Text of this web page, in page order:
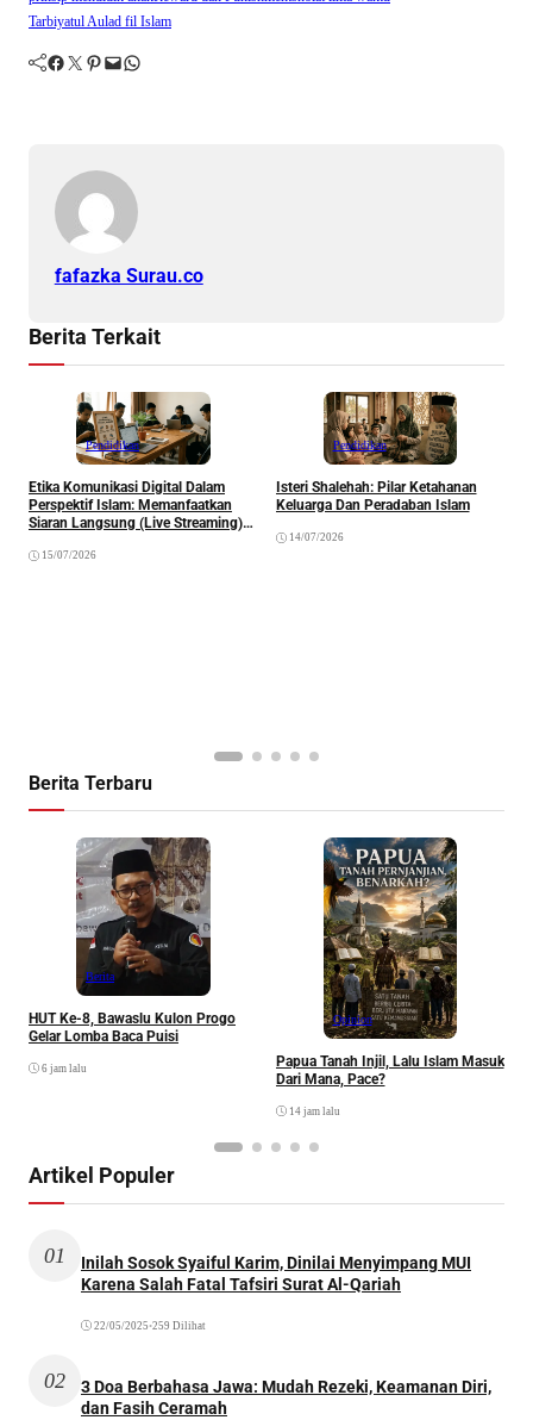
Tarbiyatul Aulad fil Islam
Facebook Twitter Pinterest Mail WhatsApp
fafazka Surau.co
Berita Terkait
Pendidikan
Etika Komunikasi Digital Dalam
Perspektif Islam: Memanfaatkan
Siaran Langsung (Live Streaming)
Silaturahim
15/07/2026
Pendidikan
Isteri Shalehah: Pilar Ketahanan
Keluarga Dan Peradaban Islam
14/07/2026
Berita Terbaru
Berita
HUT Ke-8, Bawaslu Kulon Progo
Gelar Lomba Baca Puisi
6 jam lalu
Opinion
Papua Tanah Injil, Lalu Islam Masuk
Dari Mana, Pace?
14 jam lalu
Artikel Populer
01
Inilah Sosok Syaiful Karim, Dinilai Menyimpang MUI
Karena Salah Fatal Tafsiri Surat Al-Qariah
22/05/2025 •259 Dilihat
02
3 Doa Berbahasa Jawa: Mudah Rezeki, Keamanan Diri,
dan Fasih Ceramah